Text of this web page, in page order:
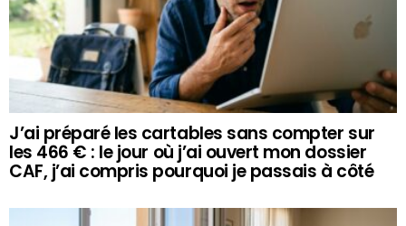
J’ai préparé les cartables sans compter sur
les 466 € : le jour où j’ai ouvert mon dossier
CAF, j’ai compris pourquoi je passais à côté